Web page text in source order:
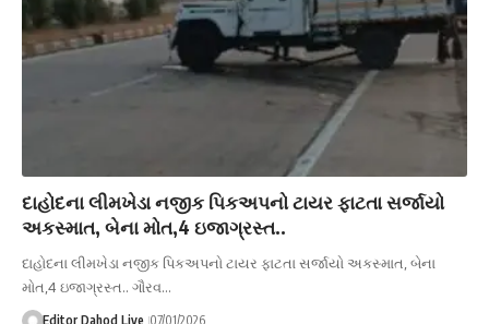
દાહોદના લીમખેડા નજીક પિકઅપનો ટાયર ફાટતા સર્જાયો
અકસ્માત, બેના મોત,4 ઇજાગ્રસ્ત..
દાહોદના લીમખેડા નજીક પિકઅપનો ટાયર ફાટતા સર્જાયો અકસ્માત, બેના
મોત,4 ઇજાગ્રસ્ત.. ગૌરવ…
Editor Dahod Live 07/01/2026